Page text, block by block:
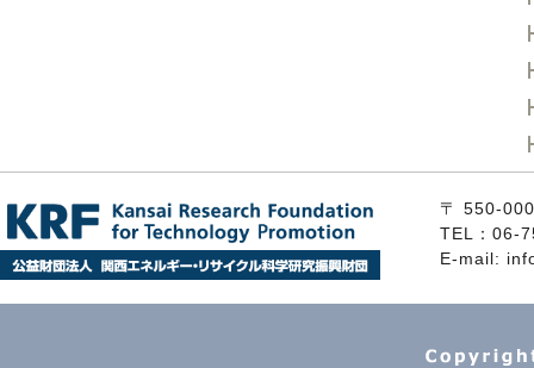
〒 550-
TEL：06-
E-mail: